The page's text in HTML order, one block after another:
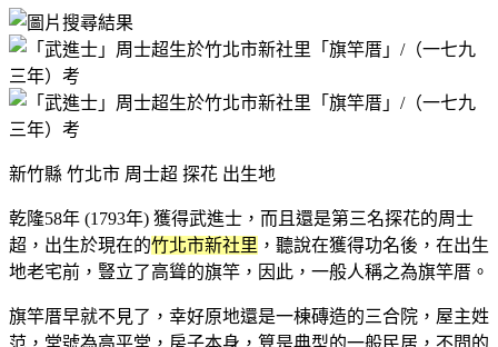
新竹縣 竹北市 周士超 探花 出生地
乾隆58年 (1793年) 獲得武進士，而且還是第三名探花的周士
超，出生於現在的竹北市新社里 ，聽說在獲得功名後，在出生
地老宅前，豎立了高聳的旗竿，因此，一般人稱之為旗竿厝。
旗竿厝早就不見了，幸好原地還是一棟磚造的三合院，屋主姓
范，堂號為高平堂，房子本身，算是典型的一般民居，不問的